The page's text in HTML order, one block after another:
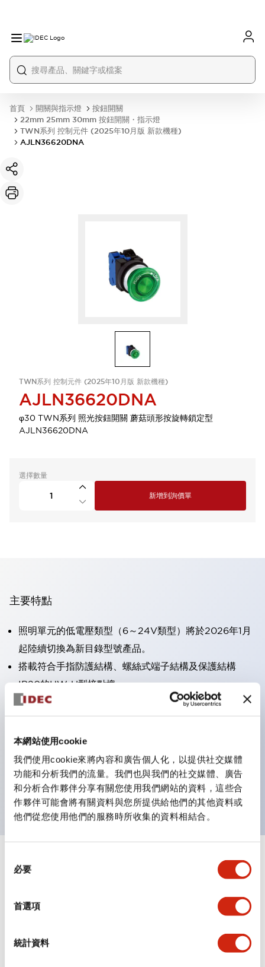
本網站使用cookie
我們使用cookie來將內容和廣告個人化，以提供社交媒體
功能和分析我們的流量。我們也與我們的社交媒體、廣告
和分析合作夥伴分享有關您使用我們網站的資料，這些合
作夥伴可能會將有關資料與您所提供給他們的其他資料或
他們從您使用他們的服務時所收集的資料相結合。
必要
首選項
統計資料
首頁 開關與指示燈
按鈕開關
22mm 25mm 30mm 按鈕開關・指示燈
TWN系列 控制元件 (2025年10月版 新款機種)
AJLN36620DNA
TWN系列 控制元件 (2025年10月版 新款機種)
AJLN36620DNA
φ30 TWN系列 照光按鈕開關 蘑菇頭形按旋轉鎖定型
AJLN36620DNA
選擇數量
新增到詢價單
主要特點
照明單元的低電壓類型（6～24V類型）將於2026年1月
起陸續切換為新目錄型號產品。
搭載符合手指防護結構、螺絲式端子結構及保護結構
IP20的HW-U型接點塊。
可搭載高電壓類型的LED燈泡，直接型的額定使用電壓
最高可達240V。
一顆LED燈泡（LSRD燈泡）即可表現六種顏色。過去分
別為每種顏色設計的LED燈泡，現在可用一顆單色LED
燈泡來表現各種顏色。
主要機種具備UL、CSA認證及符合EN標準。
規格 顯示全部+